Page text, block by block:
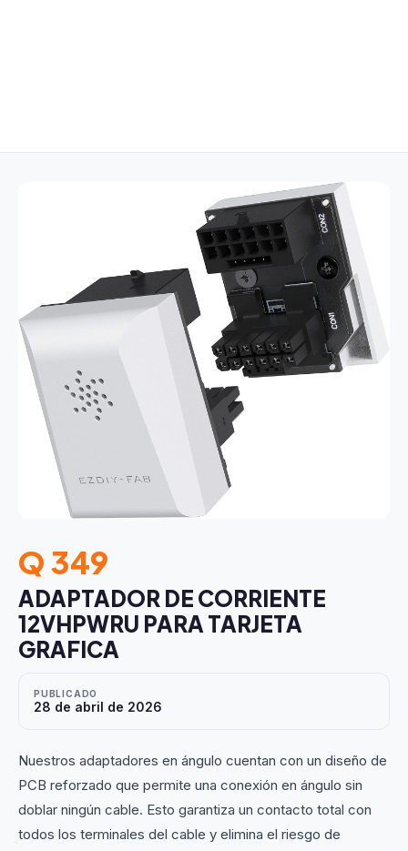
Q 349
ADAPTADOR DE CORRIENTE
12VHPWRU PARA TARJETA
GRAFICA
PUBLICADO
28 de abril de 2026
Nuestros adaptadores en ángulo cuentan con un diseño de
PCB reforzado que permite una conexión en ángulo sin
doblar ningún cable. Esto garantiza un contacto total con
todos los terminales del cable y elimina el riesgo de